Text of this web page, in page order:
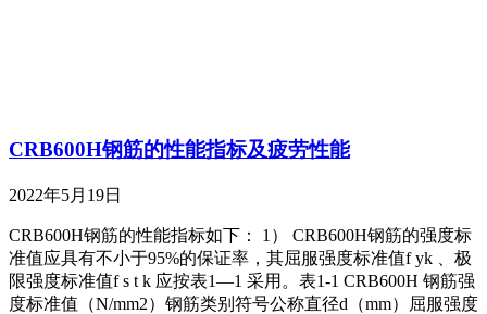
CRB600H钢筋的性能指标及疲劳性能
2022年5月19日
CRB600H钢筋的性能指标如下： 1） CRB600H钢筋的强度标
准值应具有不小于95%的保证率，其屈服强度标准值f yk 、极
限强度标准值f s t k 应按表1—1 采用。表1-1 CRB600H 钢筋强
度标准值（N/mm2）钢筋类别符号公称直径d（mm）屈服强度